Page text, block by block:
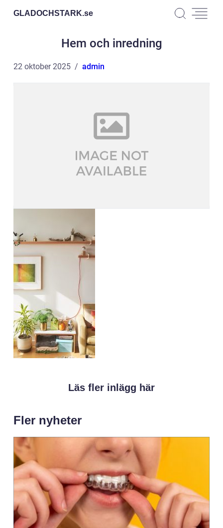
GLADOCHSTARK.se
Hem och inredning
22 oktober 2025 admin
Läs fler inlägg här
Fler nyheter